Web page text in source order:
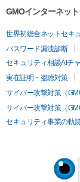
GMOインターネッ
世界初総合ネットセキ
パスワード漏洩診断
セキュリティ相談AIチ
実在証明・盗聴対策
サイバー攻撃対策（
サイバー攻撃対策（
セキュリティ事業の軌